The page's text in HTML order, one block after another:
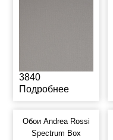
3840
Подробнее
Обои Andrea Rossi
Spectrum Box